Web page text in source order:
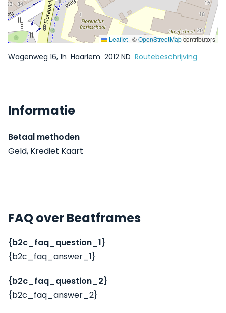
Leaflet | ©OpenStreetMapcontributors
Wagenweg 16, 1h Haarlem 2012 ND Routebeschrijving
Informatie
Betaal methoden
Geld, Krediet Kaart
FAQ over Beatframes
{b2c_faq_question_1}
{b2c_faq_answer_1}
{b2c_faq_question_2}
{b2c_faq_answer_2}